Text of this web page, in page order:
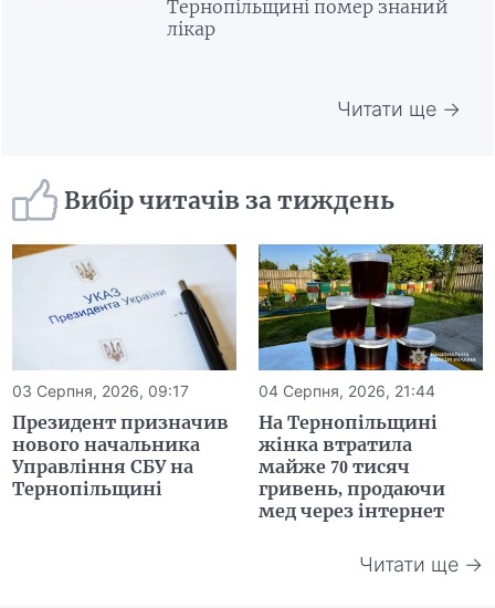
Тернопільщині помер знаний
лікар
Читати ще →
Вибір читачів за тиждень
03 Серпня, 2026, 09:17
Президент призначив
нового начальника
Управління СБУ на
Тернопільщині
04 Серпня, 2026, 21:44
На Тернопільщині
жінка втратила
майже 70 тисяч
гривень, продаючи
мед через інтернет
Читати ще →